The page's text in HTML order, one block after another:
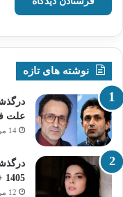
نوشته های تازه
علت
14 مرداد 1405
1405 + علت فوت
12 مرداد 1405